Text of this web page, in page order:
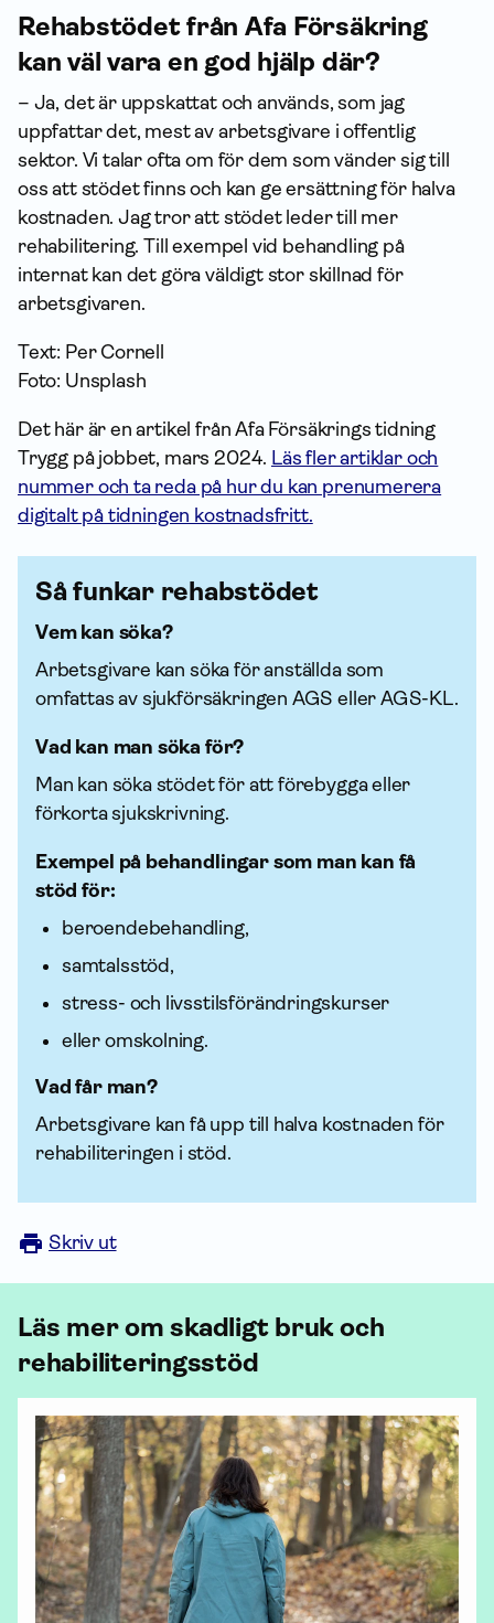
Rehabstödet från Afa Försäkring
kan väl vara en god hjälp där?
– Ja, det är uppskattat och används, som jag
uppfattar det, mest av arbetsgivare i offentlig
sektor. Vi talar ofta om för dem som vänder sig till
oss att stödet finns och kan ge ersättning för halva
kostnaden. Jag tror att stödet leder till mer
rehabilitering. Till exempel vid behandling på
internat kan det göra väldigt stor skillnad för
arbetsgivaren.
Text: Per Cornell
Foto: Unsplash
Det här är en artikel från Afa Försäkrings tidning
Trygg på jobbet, mars 2024. Läs fler artiklar och
nummer och ta reda på hur du kan prenumerera
digitalt på tidningen kostnadsfritt.
Så funkar rehabstödet
Vem kan söka?
Arbetsgivare kan söka för anställda som
omfattas av sjuk­försäkringen AGS eller AGS-KL.
Vad kan man söka för?
Man kan söka stödet för att förebygga eller
förkorta sjukskrivning.
Exempel på behandlingar som man kan få
stöd för:
beroendebehandling,
samtalsstöd,
stress- och livsstilsförändringskurser
eller omskolning.
Vad får man?
Arbetsgivare kan få upp till halva kostnaden för
rehabiliteringen i stöd.
Skriv ut
Läs mer om skadligt bruk och
rehabili­terings­stöd